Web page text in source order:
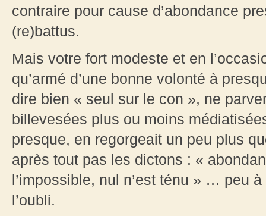
contraire pour cause d’abondance
(re)battus.
Mais votre fort modeste et en
qu’armé d’une bonne volonté à
dire bien « seul sur le con », ne
billevesées plus ou moins
presque, en regorgeait un peu plus
après tout pas les dictons : «
l’impossible, nul n’est ténu » … peu
l’oubli.